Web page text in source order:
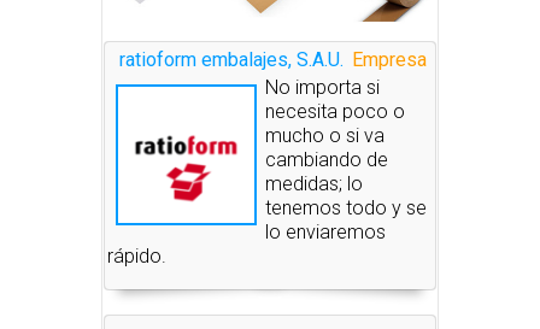
Empresa
ratioform embalajes, S.A.U.
No importa si
necesita poco o
mucho o si va
cambiando de
medidas; lo
tenemos todo y se
lo enviaremos
rápido.